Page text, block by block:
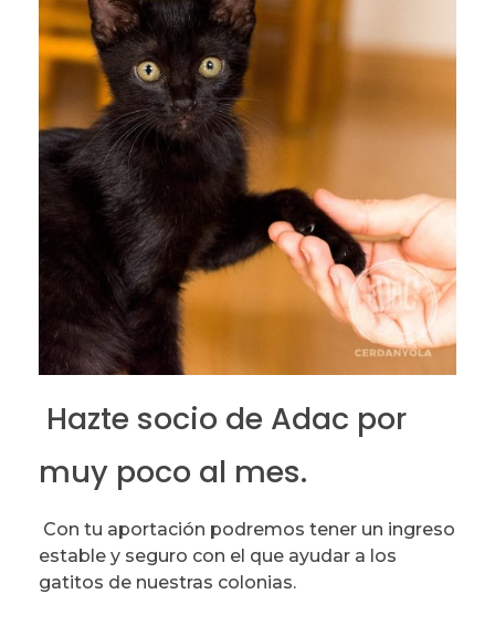
Hazte socio de Adac por
muy poco al mes.
Con tu aportación podremos tener un ingreso
estable y seguro con el que ayudar a los
gatitos de nuestras colonias.